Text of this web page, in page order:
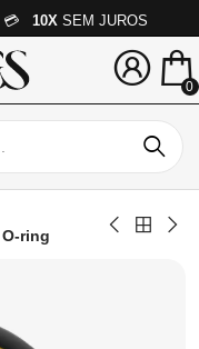
💳 10X SEM JUROS
0
ring